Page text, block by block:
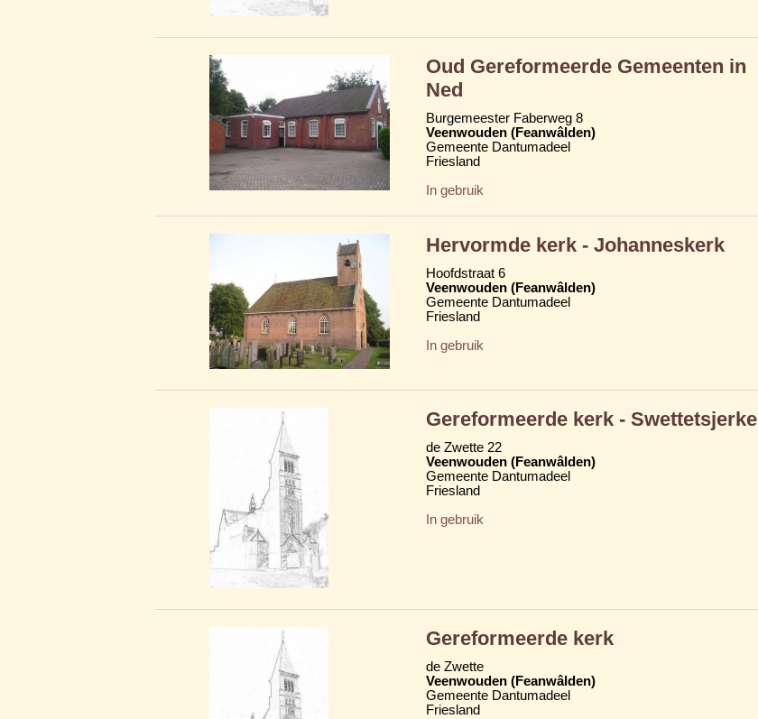
Oud Gereformeerde Gemeenten in
Ned
Burgemeester Faberweg 8
Veenwouden (Feanwâlden)
Gemeente Dantumadeel
Friesland
In gebruik
Hervormde kerk - Johanneskerk
Hoofdstraat 6
Veenwouden (Feanwâlden)
Gemeente Dantumadeel
Friesland
In gebruik
Gereformeerde kerk - Swettetsjerke
de Zwette 22
Veenwouden (Feanwâlden)
Gemeente Dantumadeel
Friesland
In gebruik
Gereformeerde kerk
de Zwette
Veenwouden (Feanwâlden)
Gemeente Dantumadeel
Friesland